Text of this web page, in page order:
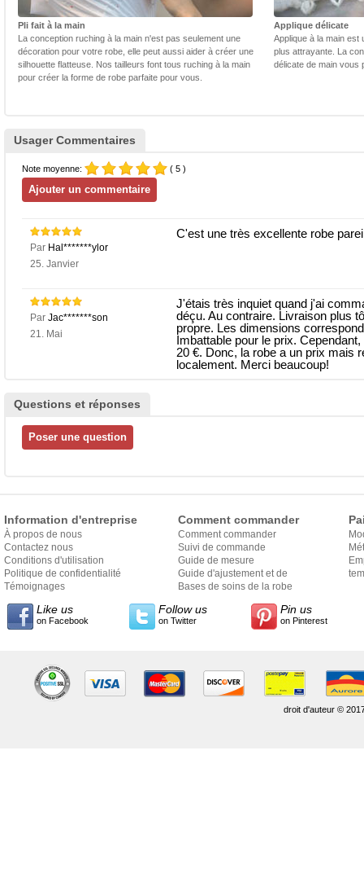
Pli fait à la main
La conception ruching à la main n'est pas seulement une
décoration pour votre robe, elle peut aussi aider à créer une
silhouette flatteuse. Nos tailleurs font tous ruching à la main
pour créer la forme de robe parfaite pour vous.
Applique délicate
Applique à la main est
plus attrayante. La
délicate de main vous
Usager Commentaires
Note moyenne: ( 5 )
Par Hal*******ylor
25. Janvier
C'est une très excellente robe
Par Jac*******son
21. Mai
J'étais très inquiet quand j'ai
déçu. Au contraire. Livraison plus
propre. Les dimensions
Imbattable pour le prix.
20 €. Donc, la robe a un prix mais
localement. Merci beaucoup!
Questions et réponses
Information d'entreprise
À propos de nous
Contactez nous
Conditions d'utilisation
Politique de confidentialité
Témoignages
Comment commander
Comment commander
Suivi de commande
Guide de mesure
Guide d'ajustement et de
style
Bases de soins de la robe
Like us
on Facebook
Follow us
on Twitter
Pin us
on Pinterest
droit d'auteur ©